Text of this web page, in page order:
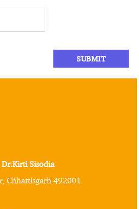
Sisodia
Chhattisgarh 492001